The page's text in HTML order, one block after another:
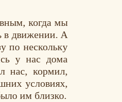
когда мы
в движении. А
по нескольку
у нас дома
нас, кормил,
условиях,
им близко.